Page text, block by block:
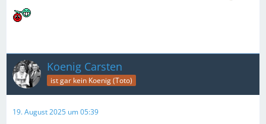
Koenig Carsten
ist gar kein Koenig (Toto)
19. August 2025 um 05:39